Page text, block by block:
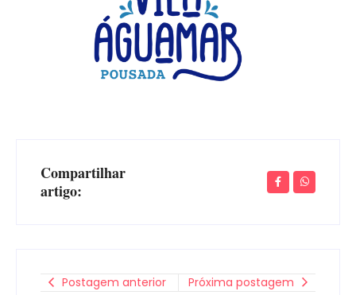
Compartilhar
artigo:
Postagem anterior Próxima postagem